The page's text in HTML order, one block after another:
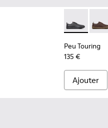
en cuir régénératif
003
- K300541-001 - Bottines
Peu
Peu Touring
135 €
Ajouter